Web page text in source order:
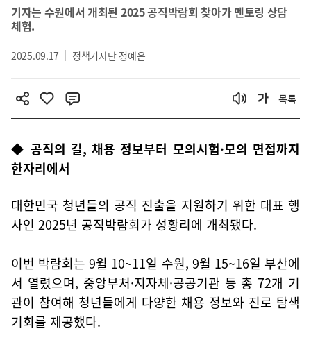
기자는 수원에서 개최된 2025 공직박람회 찾아가 멘토링 상담
체험.
2025.09.17 정책기자단 정예은
목록
◆ 공직의 길, 채용 정보부터 모의시험·모의 면접까지
한자리에서
대한민국 청년들의 공직 진출을 지원하기 위한 대표 행
사인 2025년 공직박람회가 성황리에 개최됐다.
이번 박람회는 9월 10~11일 수원, 9월 15~16일 부산에
서 열렸으며, 중앙부처·지자체·공공기관 등 총 72개 기
관이 참여해 청년들에게 다양한 채용 정보와 진로 탐색
기회를 제공했다.